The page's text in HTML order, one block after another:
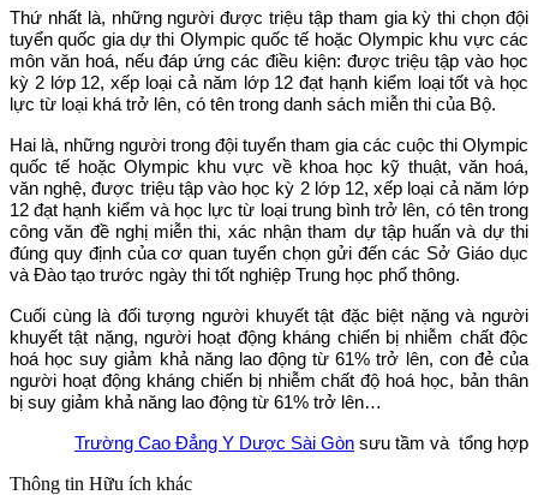
Thứ nhất là, những người được triệu tập tham gia kỳ thi chọn đội
tuyển quốc gia dự thi Olympic quốc tế hoặc Olympic khu vực các
môn văn hoá, nếu đáp ứng các điều kiện: được triệu tập vào học
kỳ 2 lớp 12, xếp loại cả năm lớp 12 đạt hạnh kiểm loại tốt và học
lực từ loại khá trở lên, có tên trong danh sách miễn thi của Bộ.
Hai là, những người trong đội tuyển tham gia các cuộc thi Olympic
quốc tế hoặc Olympic khu vực về khoa học kỹ thuật, văn hoá,
văn nghệ, được triệu tập vào học kỳ 2 lớp 12, xếp loại cả năm lớp
12 đạt hạnh kiểm và học lực từ loại trung bình trở lên, có tên trong
công văn đề nghị miễn thi, xác nhận tham dự tập huấn và dự thi
đúng quy định của cơ quan tuyển chọn gửi đến các Sở Giáo dục
và Đào tạo trước ngày thi tốt nghiệp Trung học phổ thông.
Cuối cùng là đối tượng người khuyết tật đặc biệt nặng và người
khuyết tật nặng, người hoạt động kháng chiến bị nhiễm chất độc
hoá học suy giảm khả năng lao động từ 61% trở lên, con đẻ của
người hoạt động kháng chiến bị nhiễm chất độ hoá học, bản thân
bị suy giảm khả năng lao động từ 61% trở lên…
Trường Cao Đẳng Y Dược Sài Gòn sưu tầm và tổng hợp
Thông tin Hữu ích khác